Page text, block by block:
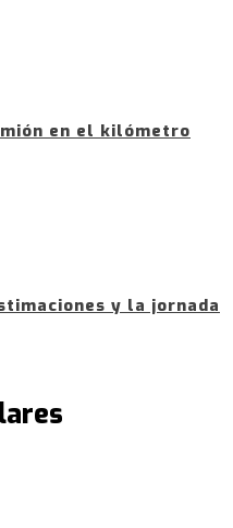
en el kilómetro
y la jornada